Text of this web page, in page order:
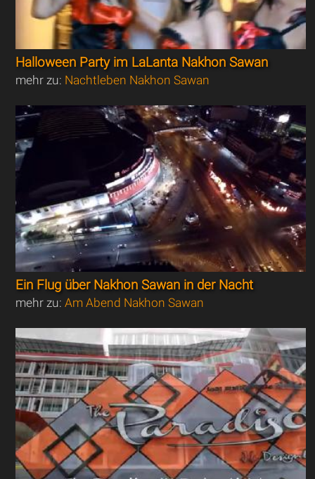
Halloween Party im LaLanta Nakhon Sawan
mehr zu: Nachtleben Nakhon Sawan
Ein Flug über Nakhon Sawan in der Nacht
mehr zu:Am Abend Nakhon Sawan